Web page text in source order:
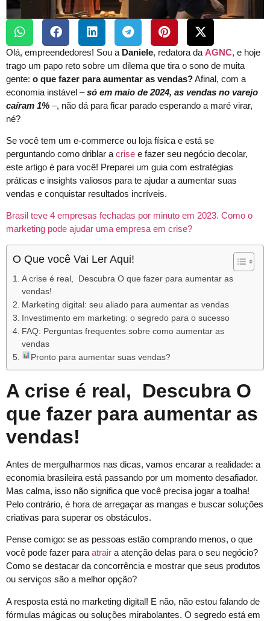
Olá, empreendedores! Sou a Daniele, redatora da AGNC, e hoje
trago um papo reto sobre um dilema que tira o sono de muita
gente: o que fazer para aumentar as vendas?Afinal, com a
economia instável –só em maio de 2024, as vendas no varejo
caíram 1% –, não dá para ficar parado esperando a maré virar,
né?
Se você tem um e-commerce ou loja física e está se
perguntando como driblar a crise e fazer seu negócio decolar,
este artigo é para você! Preparei um guia com estratégias
práticas e insights valiosos para te ajudar a aumentar suas
vendas e conquistar resultados incríveis.
Brasil teve 4 empresas fechadas por minuto em 2023. Como o
marketing pode ajudar uma empresa em crise?
O Que você Vai Ler Aqui!
A crise é real, Descubra O que fazer para aumentar as
vendas!
Marketing digital: seu aliado para aumentar as vendas
Investimento em marketing: o segredo para o sucesso
FAQ: Perguntas frequentes sobre como aumentar as
vendas
Pronto para aumentar suas vendas?
A crise é real, Descubra O
que fazer para aumentar as
vendas!
Antes de mergulharmos nas dicas, vamos encarar a realidade: a
economia brasileira está passando por um momento desafiador.
Mas calma, isso não significa que você precisa jogar a toalha!
Pelo contrário, é hora de arregaçar as mangas e buscar soluções
criativas para superar os obstáculos.
Pense comigo: se as pessoas estão comprando menos, o que
você pode fazer para atrair a atenção delas para o seu negócio?
Como se destacar da concorrência e mostrar que seus produtos
ou serviços são a melhor opção?
A resposta está no marketing digital! E não, não estou falando de
fórmulas mágicas ou soluções mirabolantes. O segredo está em